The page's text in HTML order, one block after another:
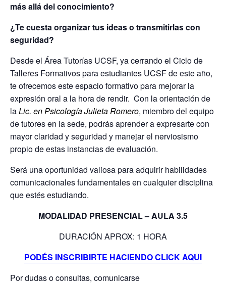
más allá del conocimiento?
¿Te cuesta organizar tus ideas o transmitirlas con
seguridad?
Desde el Área Tutorías UCSF, ya cerrando el Ciclo de
Talleres Formativos para estudiantes UCSF de este año,
te ofrecemos este espacio formativo para mejorar la
expresión oral a la hora de rendir. Con la orientación de
laLic. en Psicología Julieta Romero, miembro del equipo
de tutores en la sede, podrás aprender a expresarte con
mayor claridad y seguridad y manejar el nerviosismo
propio de estas instancias de evaluación.
Será una oportunidad valiosa para adquirir habilidades
comunicacionales fundamentales en cualquier disciplina
que estés estudiando.
MODALIDAD PRESENCIAL – AULA 3.5
DURACIÓN APROX: 1 HORA
PODÉS INSCRIBIRTE HACIENDO CLICK AQUI
Por dudas o consultas, comunicarse